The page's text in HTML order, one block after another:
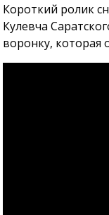
Короткий ролик
Кулевча
воронку, которая